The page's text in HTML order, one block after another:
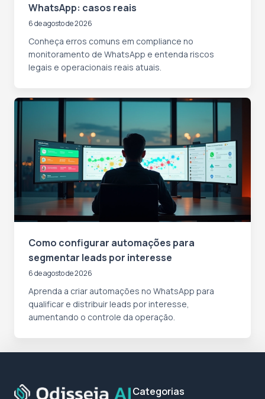
WhatsApp: casos reais
6 de agosto de 2026
Conheça erros comuns em compliance no
monitoramento de WhatsApp e entenda riscos
legais e operacionais reais atuais.
Como configurar automações para
segmentar leads por interesse
6 de agosto de 2026
Aprenda a criar automações no WhatsApp para
qualificar e distribuir leads por interesse,
aumentando o controle da operação.
Categorias